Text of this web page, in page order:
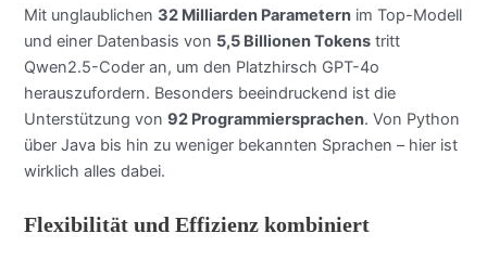
Mit unglaublichen 32 Milliarden Parametern im Top-Modell
und einer Datenbasis von 5,5 Billionen Tokens tritt
Qwen2.5-Coder an, um den Platzhirsch GPT-4o
herauszufordern. Besonders beeindruckend ist die
Unterstützung von92 Programmiersprachen. Von Python
über Java bis hin zu weniger bekannten Sprachen – hier ist
wirklich alles dabei.
Flexibilität und Effizienz kombiniert